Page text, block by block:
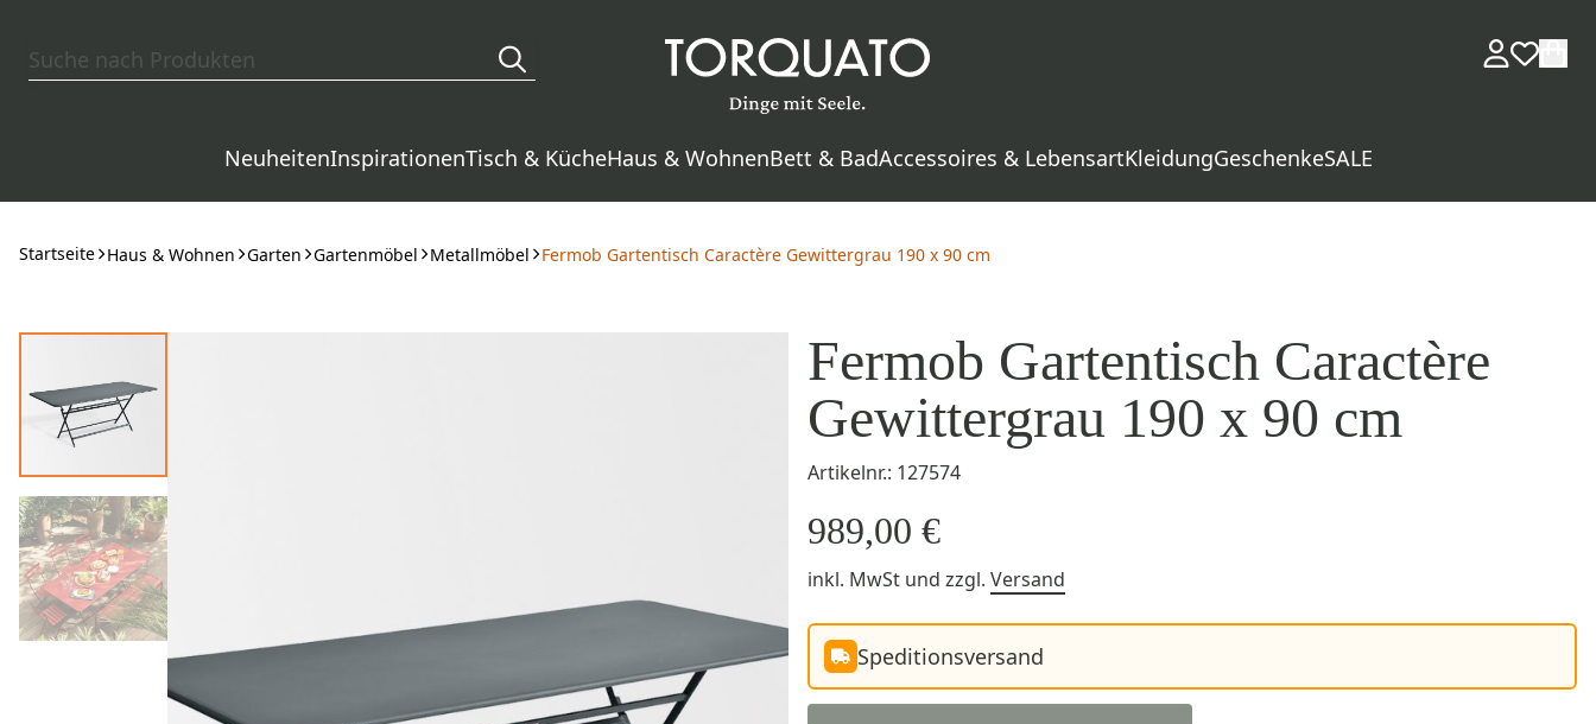
NeuheitenInspirationenTisch & KücheHaus & WohnenBett & BadAccessoires & LebensartKleidungGeschenkeSALE
Startseite Haus & Wohnen Garten Gartenmöbel Metallmöbel Fermob Gartentisch Caractère Gewittergrau 190 x 90 cm
Fermob Gartentisch Caractère
Gewittergrau 190 x 90 cm
Artikelnr.: 127574
989,00 €
inkl. MwSt und zzgl. Versand
Speditionsversand